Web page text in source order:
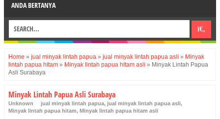
ANDA BERTANYA
Home » jual minyak lintah papua » jual minyak lintah papua asli » Minyak
lintah papua hitam » Minyak lintah papua hitam asli » Minyak Lintah Papua
Asli Surabaya
Minyak Lintah Papua Asli Surabaya
Unknown jual minyak lintah papua, jual minyak lintah papua asli,
Minyak lintah papua hitam, Minyak lintah papua hitam asli